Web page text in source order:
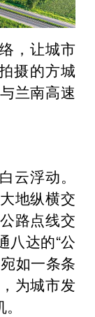
，让城市
摄的方城
兰南高速
云浮动。
地纵横交
路点线交
达的“公
如一条条
为城市发